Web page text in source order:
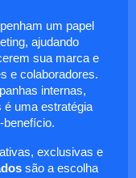
um papel
ajudando
sua marca e
e colaboradores.
internas,
é uma estratégia
benefício.
exclusivas e
são a escolha